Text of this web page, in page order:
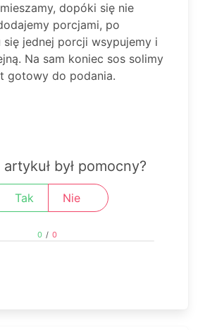
dopóki się nie
porcjami, po
się jednej porcji wsypujemy i
Na sam koniec sos solimy
gotowy do podania.
był pomocny?
Tak Nie
0 / 0